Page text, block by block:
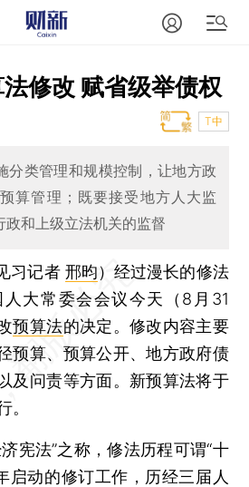
修改 赋省级举债权
T中
分类管理和规模控制，让地方政
算管理；既要接受地方人大监
和上级立法机关的监督
习记者 邢昀）经过漫长的修法
大常委会会议今天（8月31
预算法的决定。修改内容主要
预算、预算公开、地方政府债
及问责等方面。新预算法将于
。
法”之称，修法历程可谓“十
启动的修订工作，历经三届人